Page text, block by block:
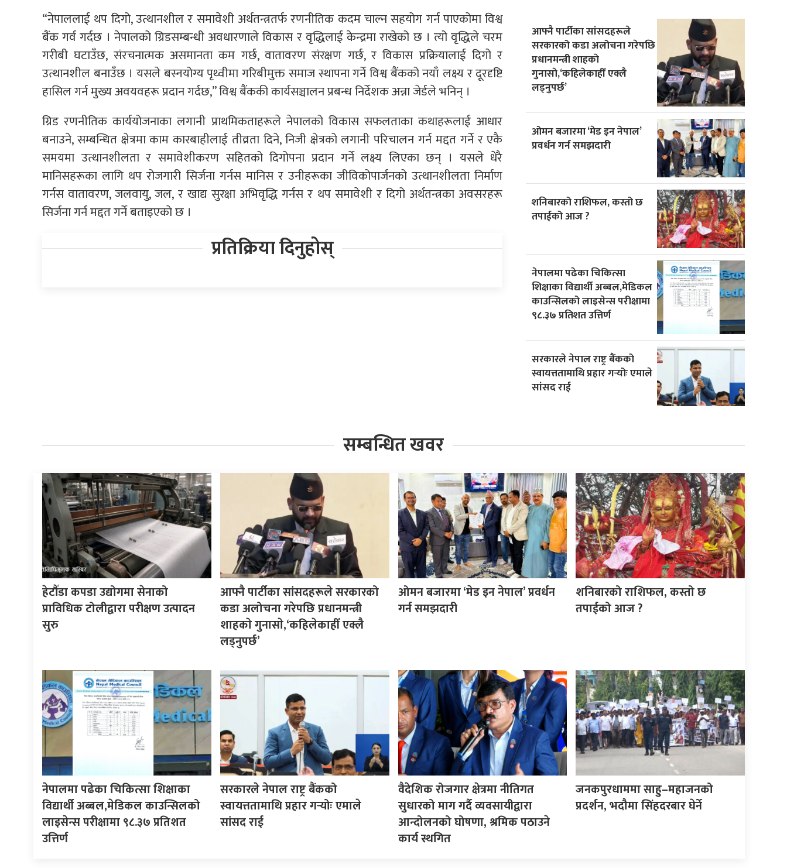
“नेपाललाई थप दिगो, उत्थानशील र समावेशी अर्थतन्त्रतर्फ रणनीतिक कदम चाल्न सहयोग गर्न पाएकोमा विश्व
बैंक गर्व गर्दछ । नेपालको ग्रिडसम्बन्धी अवधारणाले विकास र वृद्धिलाई केन्द्रमा राखेको छ । त्यो वृद्धिले चरम
गरीबी घटाउँछ, संरचनात्मक असमानता कम गर्छ, वातावरण संरक्षण गर्छ, र विकास प्रक्रियालाई दिगो र
उत्थानशील बनाउँछ । यसले बस्नयोग्य पृथ्वीमा गरिबीमुक्त समाज स्थापना गर्ने विश्व बैंकको नयाँ लक्ष्य र दूरदृष्टि
हासिल गर्न मुख्य अवयवहरू प्रदान गर्दछ,” विश्व बैंककी कार्यसञ्चालन प्रबन्ध निर्देशक अन्ना जेर्डले भनिन् ।
ग्रिड रणनीतिक कार्ययोजनाका लगानी प्राथमिकताहरूले नेपालको विकास सफलताका कथाहरूलाई आधार
बनाउने, सम्बन्धित क्षेत्रमा काम कारबाहीलाई तीव्रता दिने, निजी क्षेत्रको लगानी परिचालन गर्न मद्दत गर्ने र एकै
समयमा उत्थानशीलता र समावेशीकरण सहितको दिगोपना प्रदान गर्ने लक्ष्य लिएका छन् । यसले धेरै
मानिसहरूका लागि थप रोजगारी सिर्जना गर्नस मानिस र उनीहरूका जीविकोपार्जनको उत्थानशीलता निर्माण
गर्नस वातावरण, जलवायु, जल, र खाद्य सुरक्षा अभिवृद्धि गर्नस र थप समावेशी र दिगो अर्थतन्त्रका अवसरहरू
सिर्जना गर्न मद्दत गर्ने बताइएकाे छ ।
प्रतिक्रिया दिनुहोस्
आफ्नै पार्टीका सांसदहरूले
सरकारको कडा अलोचना गरेपछि
प्रधानमन्त्री शाहकाे
गुनासाे,‘कहिलेकाहीँ एक्लै
लड्नुपर्छ’
ओमन बजारमा ‘मेड इन नेपाल’
प्रवर्धन गर्न समझदारी
शनिबारको राशिफल, कस्तो छ
तपाईको आज ?
नेपालमा पढेका चिकित्सा
शिक्षाका विद्यार्थी अब्बल,मेडिकल
काउन्सिलको लाइसेन्स परीक्षामा
९८.३७ प्रतिशत उत्तिर्ण
सरकारले नेपाल राष्ट्र बैंकको
स्वायत्ततामाथि प्रहार गर्‍योः एमाले
सांसद राई
सम्बन्धित खवर
हेटौँडा कपडा उद्योगमा सेनाको
प्राविधिक टोलीद्वारा परीक्षण उत्पादन
सुरु
आफ्नै पार्टीका सांसदहरूले सरकारको
कडा अलोचना गरेपछि प्रधानमन्त्री
शाहकाे गुनासाे,‘कहिलेकाहीँ एक्लै
लड्नुपर्छ’
ओमन बजारमा ‘मेड इन नेपाल’ प्रवर्धन
गर्न समझदारी
शनिबारको राशिफल, कस्तो छ
तपाईको आज ?
नेपालमा पढेका चिकित्सा शिक्षाका
विद्यार्थी अब्बल,मेडिकल काउन्सिलको
लाइसेन्स परीक्षामा ९८.३७ प्रतिशत
उत्तिर्ण
सरकारले नेपाल राष्ट्र बैंकको
स्वायत्ततामाथि प्रहार गर्‍योः एमाले
सांसद राई
वैदेशिक रोजगार क्षेत्रमा नीतिगत
सुधारको माग गर्दै व्यवसायीद्वारा
आन्दोलनको घोषणा, श्रमिक पठाउने
कार्य स्थगित
जनकपुरधाममा साहु–महाजनको
प्रदर्शन, भदौमा सिंहदरबार घेर्ने